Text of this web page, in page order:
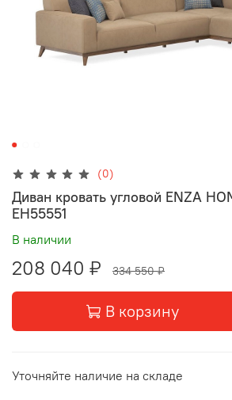
(0)
Диван кровать угловой ENZA
EH55551
В наличии
208 040 ₽ 334 550 ₽
В корзину
Уточняйте наличие на складе